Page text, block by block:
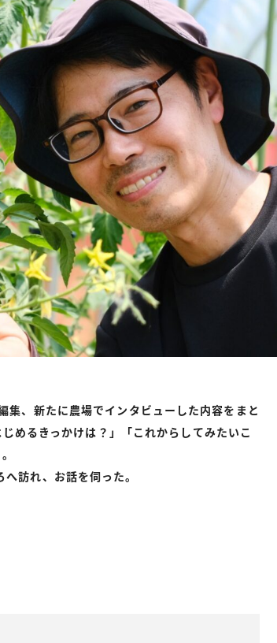
、新たに農場でインタビューした内容をまと
めるきっかけは？」「これからしてみたいこ
訪れ、お話を伺った。